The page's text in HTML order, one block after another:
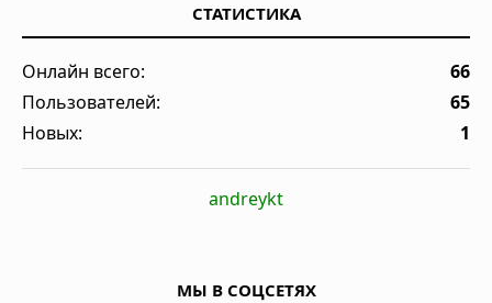
СТАТИСТИКА
Онлайн всего:
66
Пользователей:
65
Новых:
1
andreykt
МЫ В СОЦСЕТЯХ